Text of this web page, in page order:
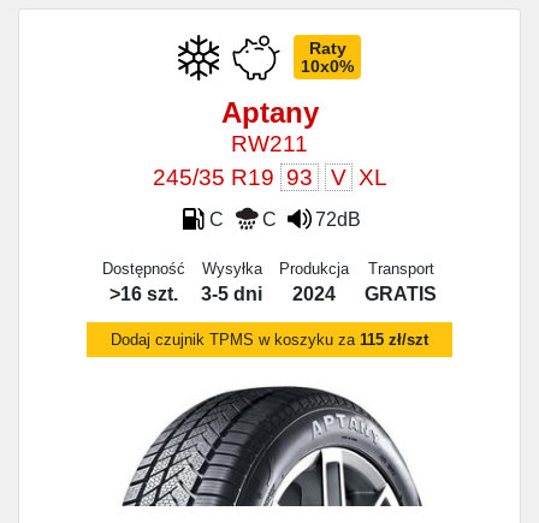
Raty
10x0%
Aptany
RW211
245/35 R19 93 V XL
C C 72dB
Dostępność
>16 szt.
Wysyłka
3-5 dni
Produkcja
2024
Transport
GRATIS
Dodaj czujnik TPMS w koszyku za 115 zł/szt